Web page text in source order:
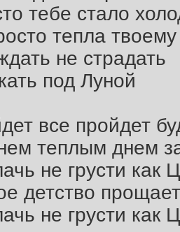
тебе стало
тепла
не страдать
под Луной
все пройдет
теплым днем
не грусти как
детство
не грусти как